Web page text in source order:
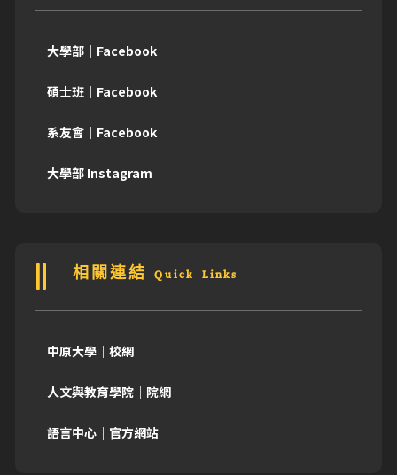
大學部｜Facebook
碩士班｜Facebook
系友會｜Facebook
大學部 Instagram
相關連結 Quick Links
中原大學｜校網
人文與教育學院｜院網
語言中心｜官方網站